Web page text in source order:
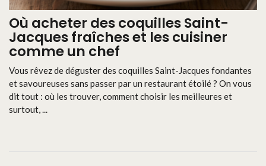
Où acheter des coquilles Saint-
Jacques fraîches et les cuisiner
comme un chef
Vous rêvez de déguster des coquilles Saint-Jacques fondantes
et savoureuses sans passer par un restaurant étoilé ? On vous
dit tout : où les trouver, comment choisir les meilleures et
surtout, ...